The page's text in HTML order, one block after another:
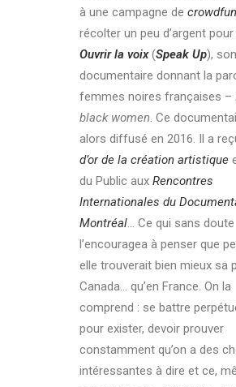
à une campagne de
récolter un peu d’argent
Ouvrir la voix(Speak Up), son
documentaire donnant la
femmes noires françaises –
black women. Ce
alors diffusé en 2016. Il a
d’or de la création artistique
du Public aux Rencontres
Internationales du
Montréal… Ce qui sans doute
l’encouragea à penser que
elle trouverait bien mieux sa
Canada… qu’en France. On la
comprend : se battre
pour exister, devoir prouver
constamment qu’on a des
intéressantes à dire et ce,